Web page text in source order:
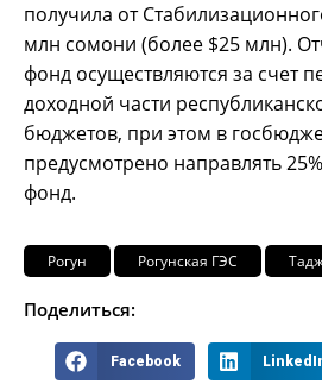
получила от
млн сомони (более $25 млн).
фонд осуществляются за счет
доходной части
бюджетов, при этом в
предусмотрено направлять
фонд.
Рогун Рогунская ГЭС
Поделиться:
Facebook